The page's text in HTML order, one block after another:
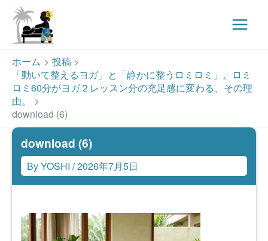
ホーム
投稿
「動いて整えるヨガ」と「静かに整うロミロミ」。ロミ
ロミ60分がヨガ２レッスン分の充足感に変わる、その理
由。
download (6)
download (6)
ByYOSHI /2026年7月5日